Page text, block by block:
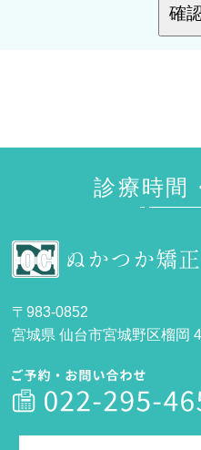
確
診療時間
〒983-0852
宮城県 仙台市宮城野区榴